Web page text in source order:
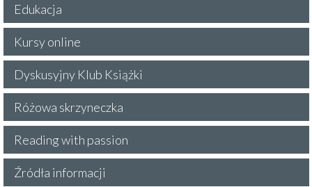
Edukacja
Kursy online
Dyskusyjny Klub Książki
Różowa skrzyneczka
Reading with passion
Źródła informacji